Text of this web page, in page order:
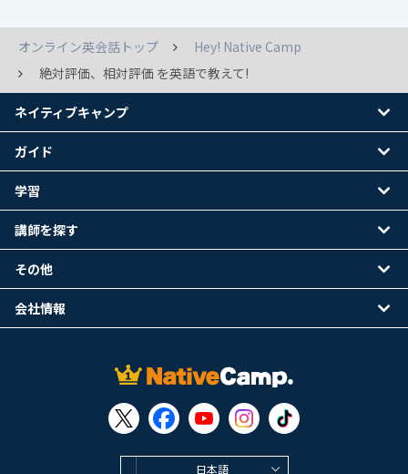
オンライン英会話トップ
Hey! Native Camp
絶対評価、相対評価 を英語で教えて!
日本語
ネイティブキャンプ
ガイド
学習
講師を探す
その他
会社情報